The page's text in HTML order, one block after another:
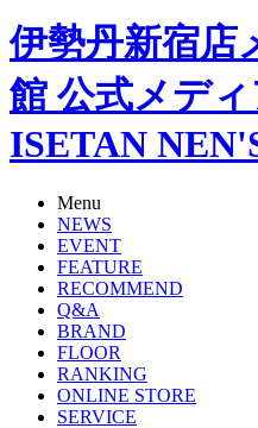
伊勢丹新宿店
館 公式メデ
ISETAN
Menu
NEWS
EVENT
FEATURE
RECOMMEND
Q&A
BRAND
FLOOR
RANKING
ONLINE STORE
SERVICE